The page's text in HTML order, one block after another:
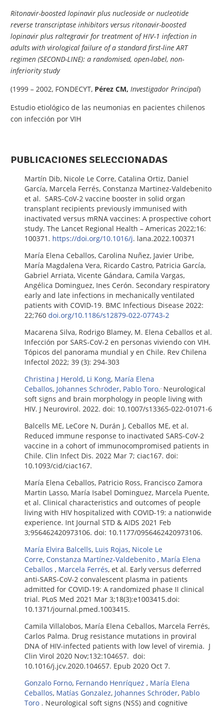
Ritonavir-boosted lopinavir plus nucleoside or nucleotide
reverse transcriptase inhibitors versus ritonavir-boosted
lopinavir plus raltegravir for treatment of HIV-1 infection in
adults with virological failure of a standard first-line ART
regimen (SECOND-LINE): a randomised, open-label, non-
inferiority study
(1999 – 2002, FONDECYT, Pérez CM, Investigador Principal)
Estudio etiológico de las neumonias en pacientes chilenos
con infección por VIH
PUBLICACIONES SELECCIONADAS
Martín Dib, Nicole Le Corre, Catalina Ortiz, Daniel
García, Marcela Ferrés, Constanza Martinez-Valdebenito
et al. SARS-CoV-2 vaccine booster in solid organ
transplant recipients previously immunised with
inactivated versus mRNA vaccines: A prospective cohort
study. The Lancet Regional Health – Americas 2022;16:
100371. https://doi.org/10.1016/j. lana.2022.100371
María Elena Ceballos, Carolina Nuñez, Javier Uribe,
María Magdalena Vera, Ricardo Castro, Patricia García,
Gabriel Arriata, Vicente Gándara, Camila Vargas,
Angélica Dominguez, Ines Cerón. Secondary respiratory
early and late infections in mechanically ventilated
patients with COVID-19. BMC Infectious Disease 2022:
22;760 doi.org/10.1186/s12879-022-07743-2
Macarena Silva, Rodrigo Blamey, M. Elena Ceballos et al.
Infección por SARS-CoV-2 en personas viviendo con VIH.
Tópicos del panorama mundial y en Chile. Rev Chilena
Infectol 2022; 39 (3): 294-303
Christina J Herold, Li Kong, María Elena
Ceballos, Johannes Schröder, Pablo Toro.. Neurological
soft signs and brain morphology in people living with
HIV. J Neurovirol. 2022. doi: 10.1007/s13365-022-01071-6
Balcells ME, LeCore N, Durán J, Ceballos ME, et al.
Reduced immune response to inactivated SARS-CoV-2
vaccine in a cohort of immunocompromised patients in
Chile. Clin Infect Dis. 2022 Mar 7; ciac167. doi:
10.1093/cid/ciac167.
María Elena Ceballos, Patricio Ross, Francisco Zamora
Martin Lasso, María Isabel Dominguez, Marcela Puente,
et al. Clinical characteristics and outcomes of people
living with HIV hospitalized with COVID-19: a nationwide
experience. Int Journal STD & AIDS 2021 Feb
3;956462420973106. doi: 10.1177/0956462420973106.
María Elvira Balcells, Luis Rojas, Nicole Le
Corre, Constanza Martínez-Valdebenito , María Elena
Ceballos , Marcela Ferrés, et al. Early versus deferred
anti-SARS-CoV-2 convalescent plasma in patients
admitted for COVID-19: A randomized phase II clinical
trial. PLoS Med 2021 Mar 3;18(3):e1003415.doi:
10.1371/journal.pmed.1003415.
Camila Villalobos, María Elena Ceballos, Marcela Ferrés,
Carlos Palma. Drug resistance mutations in proviral
DNA of HIV-infected patients with low level of viremia. J
Clin Virol 2020 Nov;132:104657. doi:
10.1016/j.jcv.2020.104657. Epub 2020 Oct 7.
Gonzalo Forno, Fernando Henríquez , María Elena
Ceballos, Matías Gonzalez, Johannes Schröder, Pablo
Toro . Neurological soft signs (NSS) and cognitive